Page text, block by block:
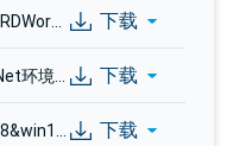
下载
下载
下载